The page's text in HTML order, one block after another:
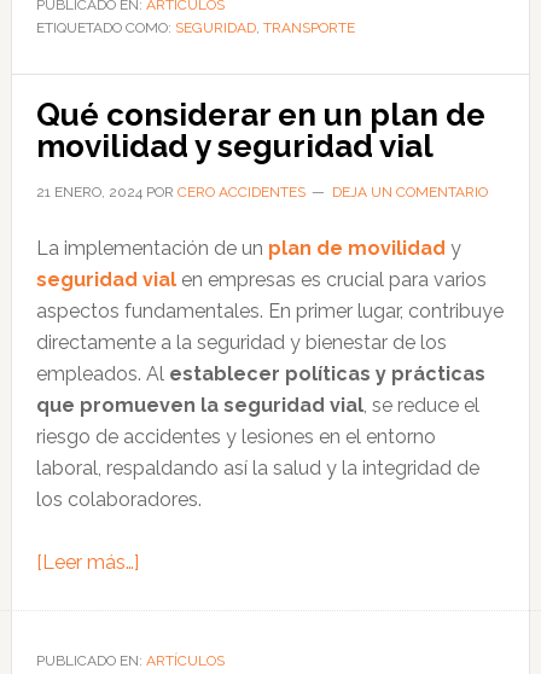
el
movilidad
segura
con
los
trabajadores
PUBLICADO EN: ARTÍCULOS
ETIQUETADO COMO: SEGURIDAD, TRANSPORTE
Qué considerar en un plan de
movilidad y seguridad vial
21 ENERO, 2024POR CERO ACCIDENTES DEJA UN COMENTARIO
La implementación de un plan de movilidad y
seguridad vial en empresas es crucial para varios
aspectos fundamentales. En primer lugar, contribuye
directamente a la seguridad y bienestar de los
empleados. Al establecer políticas y prácticas
que promueven la seguridad vial, se reduce el
riesgo de accidentes y lesiones en el entorno
laboral, respaldando así la salud y la integridad de
los colaboradores.
[Leer más…]acerca
considerar
PUBLICADO EN: ARTÍCULOS